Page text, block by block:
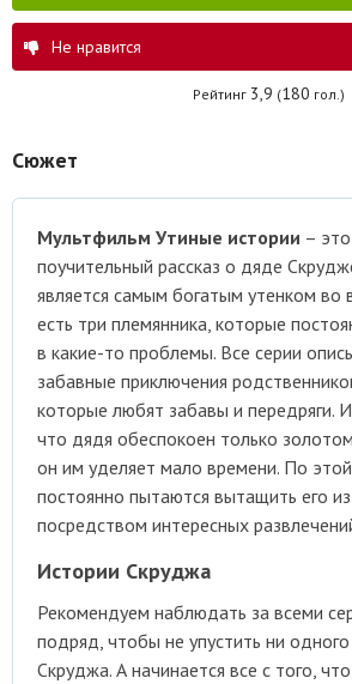
Не нравится
Рейтинг 3,9 (180 гол.)
Сюжет
Мультфильм Утиные истории –
поучительный рассказ о дяде
является самым богатым утенком во
есть три племянника, которые
в какие-то проблемы. Все серии
забавные приключения
которые любят забавы и передряги.
что дядя обеспокоен только
он им уделяет мало времени. По
постоянно пытаются вытащить его
посредством интересных
Истории Скруджа
Рекомендуем наблюдать за всеми
подряд, чтобы не упустить ни одного
Скруджа. А начинается все с того,